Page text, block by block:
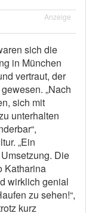
Anzeige
sich die
in München
vertraut, der
„Nach
sich mit
unterhalten
„Ein
Die
Katharina
wirklich genial
zu sehen!“,
kurz